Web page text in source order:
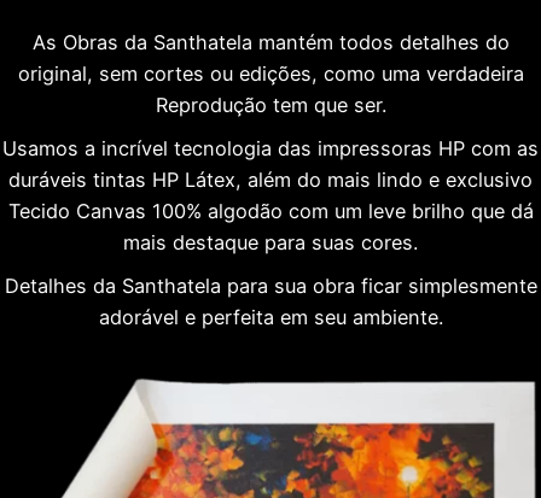
As Obras da Santhatela mantém todos detalhes do
original, sem cortes ou edições, como uma verdadeira
Reprodução tem que ser.
Usamos a incrível tecnologia das impressoras HP com as
duráveis tintas HP Látex, além do mais lindo e exclusivo
Tecido Canvas 100% algodão com um leve brilho que dá
mais destaque para suas cores.
Detalhes da Santhatela para sua obra ficar simplesmente
adorável e perfeita em seu ambiente.